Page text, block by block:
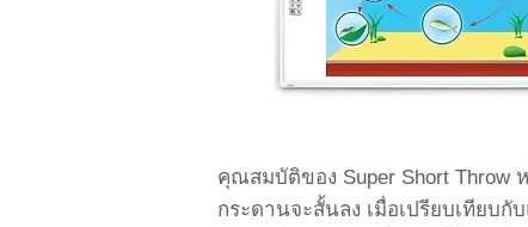
คุณสมบัติของ Super Short Throw
กระดานจะสั้นลง เมื่อเปรียบเทียบ